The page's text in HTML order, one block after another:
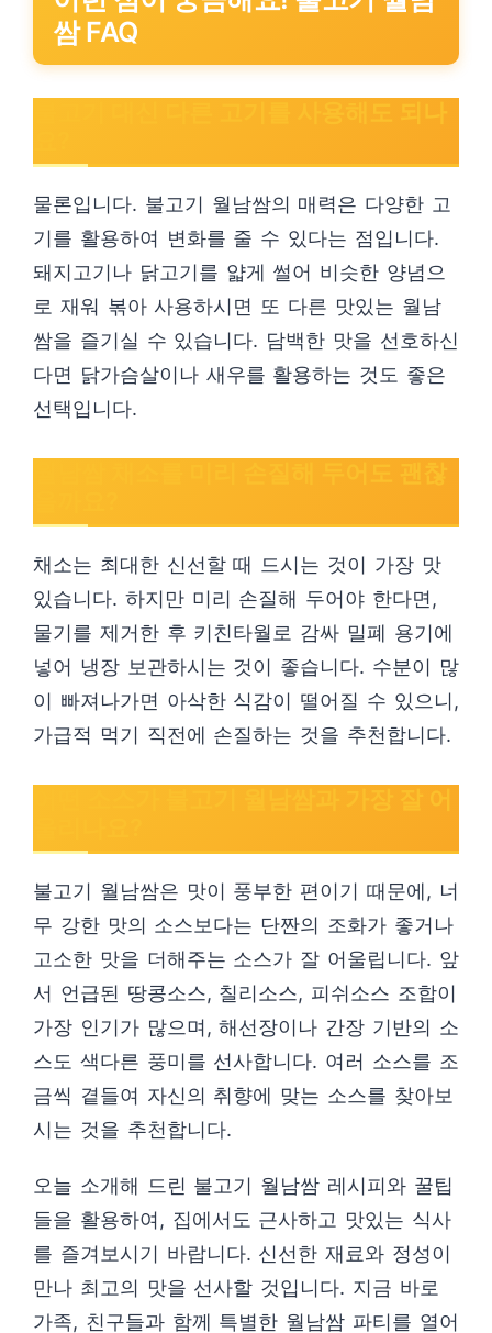
쌈 FAQ
물론입니다. 불고기 월남쌈의 매력은 다양한 고
기를 활용하여 변화를 줄 수 있다는 점입니다.
돼지고기나 닭고기를 얇게 썰어 비슷한 양념으
로 재워 볶아 사용하시면 또 다른 맛있는 월남
쌈을 즐기실 수 있습니다. 담백한 맛을 선호하신
다면 닭가슴살이나 새우를 활용하는 것도 좋은
선택입니다.
채소는 최대한 신선할 때 드시는 것이 가장 맛
있습니다. 하지만 미리 손질해 두어야 한다면,
물기를 제거한 후 키친타월로 감싸 밀폐 용기에
넣어 냉장 보관하시는 것이 좋습니다. 수분이 많
이 빠져나가면 아삭한 식감이 떨어질 수 있으니,
가급적 먹기 직전에 손질하는 것을 추천합니다.
불고기 월남쌈은 맛이 풍부한 편이기 때문에, 너
무 강한 맛의 소스보다는 단짠의 조화가 좋거나
고소한 맛을 더해주는 소스가 잘 어울립니다. 앞
서 언급된 땅콩소스, 칠리소스, 피쉬소스 조합이
가장 인기가 많으며, 해선장이나 간장 기반의 소
스도 색다른 풍미를 선사합니다. 여러 소스를 조
금씩 곁들여 자신의 취향에 맞는 소스를 찾아보
시는 것을 추천합니다.
오늘 소개해 드린 불고기 월남쌈 레시피와 꿀팁
들을 활용하여, 집에서도 근사하고 맛있는 식사
를 즐겨보시기 바랍니다. 신선한 재료와 정성이
만나 최고의 맛을 선사할 것입니다. 지금 바로
가족, 친구들과 함께 특별한 월남쌈 파티를 열어